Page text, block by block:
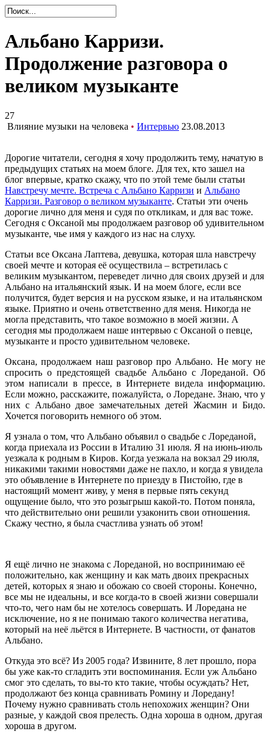
Альбано Карризи.
Продолжение разговора о
великом музыканте
27
Влияние музыки на человека • Интервью 23.08.2013
Дорогие читатели, сегодня я хочу продолжить тему, начатую в
предыдущих статьях на моем блоге. Для тех, кто зашел на
блог впервые, кратко скажу, что по этой теме были статьи
Навстречу мечте. Встреча с Альбано Карризи и Альбано
Карризи. Разговор о великом музыканте. Статьи эти очень
дорогие лично для меня и судя по откликам, и для вас тоже.
Сегодня с Оксаной мы продолжаем разговор об удивительном
музыканте, чье имя у каждого из нас на слуху.
Статьи все Оксана Лаптева, девушка, которая шла навстречу
своей мечте и которая её осуществила – встретилась с
великим музыкантом, переведет лично для своих друзей и для
Альбано на итальянский язык. И на моем блоге, если все
получится, будет версия и на русском языке, и на итальянском
языке. Приятно и очень ответственно для меня. Никогда не
могла представить, что такое возможно в моей жизни. А
сегодня мы продолжаем наше интервью с Оксаной о певце,
музыканте и просто удивительном человеке.
Оксана, продолжаем наш разговор про Альбано. Не могу не
спросить о предстоящей свадьбе Альбано с Лореданой. Об
этом написали в прессе, в Интернете видела информацию.
Если можно, расскажите, пожалуйста, о Лоредане. Знаю, что у
них с Альбано двое замечательных детей Жасмин и Бидо.
Хочется поговорить немного об этом.
Я узнала о том, что Альбано объявил о свадьбе с Лореданой,
когда приехала из России в Италию 31 июля. Я на июнь-июль
уезжала к родным в Киров. Когда уезжала на вокзал 29 июля,
никакими такими новостями даже не пахло, и когда я увидела
это объявление в Интернете по приезду в Пистойю, где в
настоящий момент живу, у меня в первые пять секунд
ощущение было, что это розыгрыш какой-то. Потом поняла,
что действительно они решили узаконить свои отношения.
Скажу честно, я была счастлива узнать об этом!
Я ещё лично не знакома с Лореданой, но воспринимаю её
положительно, как женщину и как мать двоих прекрасных
детей, которых я знаю и обожаю со своей стороны. Конечно,
все мы не идеальны, и все когда-то в своей жизни совершали
что-то, чего нам бы не хотелось совершать. И Лоредана не
исключение, но я не понимаю такого количества негатива,
который на неё льётся в Интернете. В частности, от фанатов
Альбано.
Откуда это всё? Из 2005 года? Извините, 8 лет прошло, пора
бы уже как-то сгладить эти воспоминания. Если уж Альбано
смог это сделать, то вы-то кто такие, чтобы осуждать? Нет,
продолжают без конца сравнивать Ромину и Лоредану!
Почему нужно сравнивать столь непохожих женщин? Они
разные, у каждой своя прелесть. Одна хороша в одном, другая
хороша в другом.